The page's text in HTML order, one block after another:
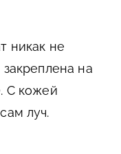
никак не
на
С кожей
луч.